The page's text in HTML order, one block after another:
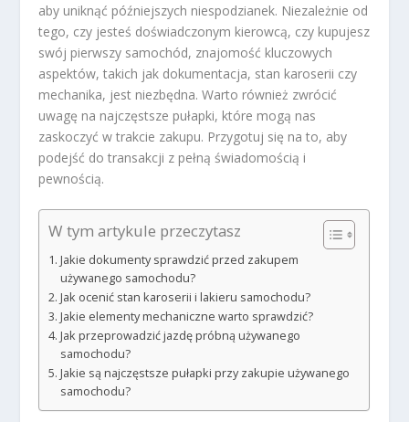
aby uniknąć późniejszych niespodzianek. Niezależnie od
tego, czy jesteś doświadczonym kierowcą, czy kupujesz
swój pierwszy samochód, znajomość kluczowych
aspektów, takich jak dokumentacja, stan karoserii czy
mechanika, jest niezbędna. Warto również zwrócić
uwagę na najczęstsze pułapki, które mogą nas
zaskoczyć w trakcie zakupu. Przygotuj się na to, aby
podejść do transakcji z pełną świadomością i
pewnością.
W tym artykule przeczytasz
Jakie dokumenty sprawdzić przed zakupem
używanego samochodu?
Jak ocenić stan karoserii i lakieru samochodu?
Jakie elementy mechaniczne warto sprawdzić?
Jak przeprowadzić jazdę próbną używanego
samochodu?
Jakie są najczęstsze pułapki przy zakupie używanego
samochodu?